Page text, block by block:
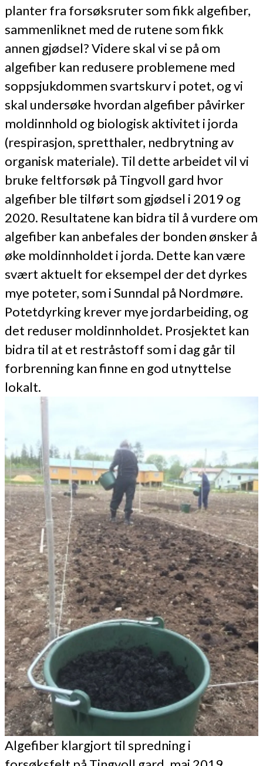
planter fra forsøksruter som fikk algefiber,
sammenliknet med de rutene som fikk
annen gjødsel? Videre skal vi se på om
algefiber kan redusere problemene med
soppsjukdommen svartskurv i potet, og vi
skal undersøke hvordan algefiber påvirker
moldinnhold og biologisk aktivitet i jorda
(respirasjon, spretthaler, nedbrytning av
organisk materiale). Til dette arbeidet vil vi
bruke feltforsøk på Tingvoll gard hvor
algefiber ble tilført som gjødsel i 2019 og
2020. Resultatene kan bidra til å vurdere om
algefiber kan anbefales der bonden ønsker å
øke moldinnholdet i jorda. Dette kan være
svært aktuelt for eksempel der det dyrkes
mye poteter, som i Sunndal på Nordmøre.
Potetdyrking krever mye jordarbeiding, og
det reduser moldinnholdet. Prosjektet kan
bidra til at et restråstoff som i dag går til
forbrenning kan finne en god utnyttelse
lokalt.
Algefiber klargjort til spredning i